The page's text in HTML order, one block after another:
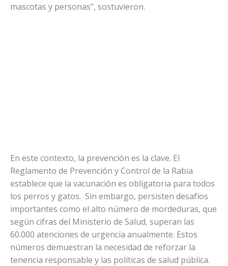
mascotas y personas", sostuvieron.
En este contexto, la prevención es la clave. El
Reglamento de Prevención y Control de la Rabia
establece que la vacunación es obligatoria para todos
los perros y gatos. Sin embargo, persisten desafíos
importantes como el alto número de mordeduras, que
según cifras del Ministerio de Salud, superan las
60.000 atenciones de urgencia anualmente. Estos
números demuestran la necesidad de reforzar la
tenencia responsable y las políticas de salud pública.